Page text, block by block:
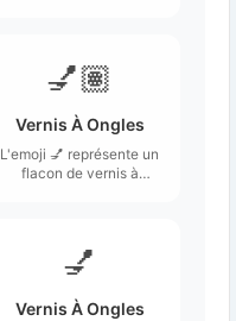
💅🏽
Vernis À Ongles
L'emoji 💅 représente un
flacon de vernis à
décontractée.
💅
Vernis À Ongles